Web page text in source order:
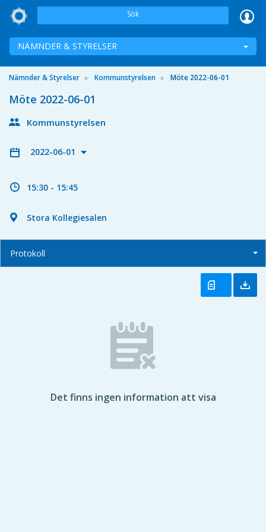
Sök
NÄMNDER & STYRELSER
Nämnder & Styrelser Kommunstyrelsen Möte 2022-06-01
Möte 2022-06-01
Kommunstyrelsen
2022-06-01
15:30 - 15:45
Stora Kollegiesalen
Protokoll
Det finns ingen information att visa